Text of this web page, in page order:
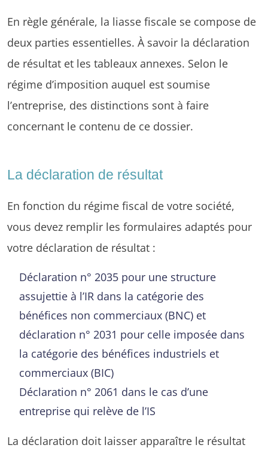
En règle générale, la liasse fiscale se compose de
deux parties essentielles. À savoir la déclaration
de résultat et les tableaux annexes. Selon le
régime d’imposition auquel est soumise
l’entreprise, des distinctions sont à faire
concernant le contenu de ce dossier.
La déclaration de résultat
En fonction du régime fiscal de votre société,
vous devez remplir les formulaires adaptés pour
votre déclaration de résultat :
Déclaration n° 2035 pour une structure
assujettie à l’IR dans la catégorie des
bénéfices non commerciaux (BNC) et
déclaration n° 2031 pour celle imposée dans
la catégorie des bénéfices industriels et
commerciaux (BIC)
Déclaration n° 2061 dans le cas d’une
entreprise qui relève de l’IS
La déclaration doit laisser apparaître le résultat